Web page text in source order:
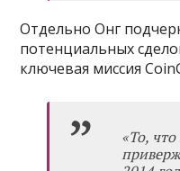
Отдельно Онг
потенциальных
ключевая миссия
«То,